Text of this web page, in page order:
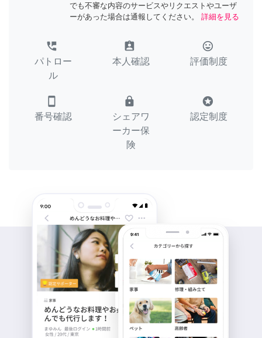
でも不審な内容のサービスやリクエストやユーザ
ーがあった場合は通報してください。
詳細を見る
perm_phone_msg
パトロー
ル
assignment_ind
本人確認
tag_faces
評価制度
smartphone
番号確認
lock
シェアワ
ーカー保
険
stars
認定制度